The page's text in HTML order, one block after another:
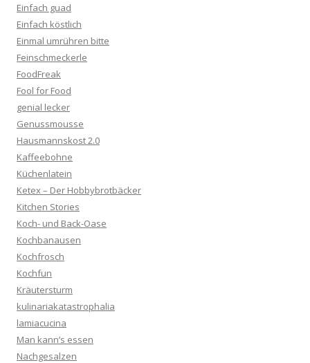
Einfach guad
Einfach köstlich
Einmal umrühren bitte
Feinschmeckerle
FoodFreak
Fool for Food
genial lecker
Genussmousse
Hausmannskost 2.0
Kaffeebohne
Küchenlatein
Ketex – Der Hobbybrotbäcker
Kitchen Stories
Koch- und Back-Oase
Kochbanausen
Kochfrosch
Kochfun
Kräutersturm
kulinariakatastrophalia
lamiacucina
Man kann’s essen
Nachgesalzen